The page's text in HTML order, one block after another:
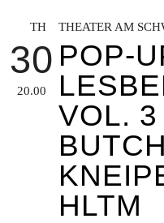
TH
30
20.00
THEATER AM
POP-
VOL. 3
HLTM